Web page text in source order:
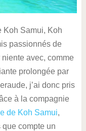
Koh Samui, Koh
passionnés de
avec, comme
prolongée par
j’ai donc pris
à la compagnie
de Koh Samui,
compte un